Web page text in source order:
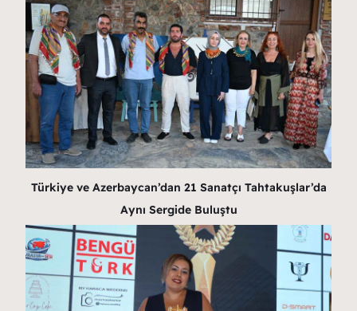
Türkiye ve Azerbaycan’dan 21 Sanatçı Tahtakuşlar’da
Aynı Sergide Buluştu